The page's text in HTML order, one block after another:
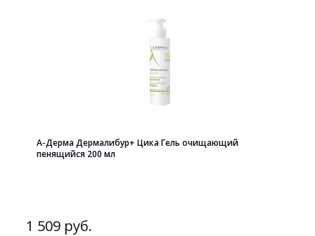
А-Дерма Дермалибур+ Цика Гель очищающий
пенящийся 200 мл
1 509 руб.